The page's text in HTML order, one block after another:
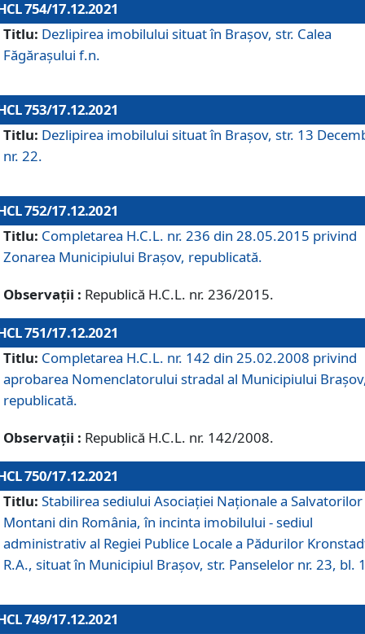
754/17.12.2021
Titlu: Dezlipirea imobilului situat în Brașov, str. Calea
Făgărașului f.n.
753/17.12.2021
Titlu: Dezlipirea imobilului situat în Brașov, str. 13
nr. 22.
752/17.12.2021
Titlu: Completarea H.C.L. nr. 236 din 28.05.2015 privind
Zonarea Municipiului Braşov, republicată.
Observații : Republică H.C.L. nr. 236/2015.
751/17.12.2021
Titlu: Completarea H.C.L. nr. 142 din 25.02.2008 privind
aprobarea Nomenclatorului stradal al Municipiului
republicată.
Observații : Republică H.C.L. nr. 142/2008.
750/17.12.2021
Titlu: Stabilirea sediului Asociației Naționale a Salvatorilor
Montani din România, în incinta imobilului - sediul
administrativ al Regiei Publice Locale a Pădurilor
R.A., situat în Municipiul Braşov, str. Panselelor nr. 23, bl.
749/17.12.2021